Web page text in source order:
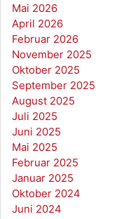
Mai 2026
April 2026
Februar 2026
November 2025
Oktober 2025
September 2025
August 2025
Juli 2025
Juni 2025
Mai 2025
Februar 2025
Januar 2025
Oktober 2024
Juni 2024